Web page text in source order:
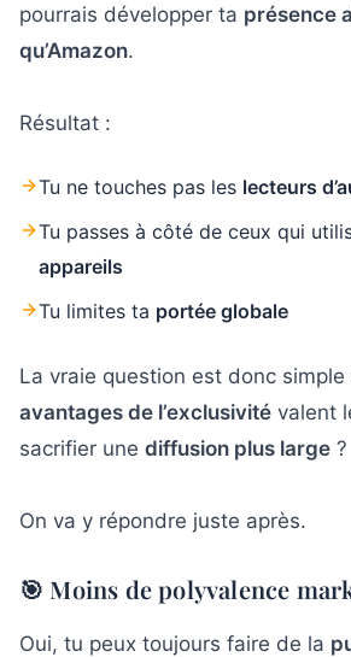
pourrais développer ta présence
qu’Amazon.
Résultat :
Tu ne touches pas les lecteurs
Tu passes à côté de ceux qui
appareils
Tu limites ta portée globale
La vraie question est donc
avantages de l’exclusivité valent
sacrifier une diffusion plus large ?
On va y répondre juste après.
🎯 Moins de polyvalence
Oui, tu peux toujours faire de la